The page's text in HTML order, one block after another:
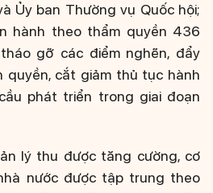
Ủy ban Thường vụ Quốc hội;
hành theo thẩm quyền 436
gỡ các điểm nghẽn, đẩy
quyền, cắt giảm thủ tục hành
phát triển trong giai đoạn
lý thu được tăng cường, cơ
nước được tập trung theo